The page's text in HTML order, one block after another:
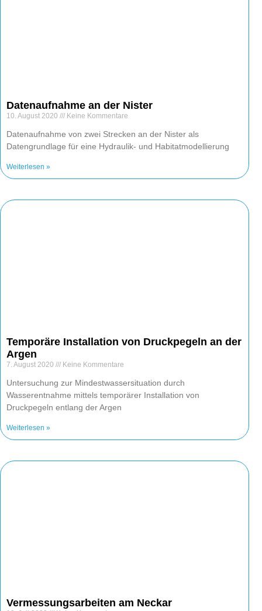
Datenaufnahme an der Nister
10. August 2020 Keine Kommentare
Datenaufnahme von zwei Strecken an der Nister als
Datengrundlage für eine Hydraulik- und Habitatmodellierung
Weiterlesen »
Temporäre Installation von Druckpegeln an der
Argen
7. August 2020 Keine Kommentare
Untersuchung zur Mindestwassersituation durch
Wasserentnahme mittels temporärer Installation von
Druckpegeln entlang der Argen
Weiterlesen »
Vermessungsarbeiten am Neckar